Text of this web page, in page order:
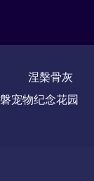
涅槃骨灰
宠物纪念花园